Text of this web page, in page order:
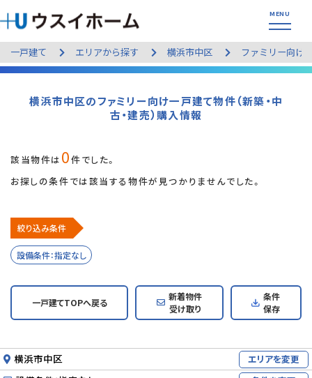
一戸建て エリアから探す 横浜市中区 ファミリー向け
横浜市中区のファミリー向け一戸建て物件（新築・中
古・建売）購入情報
該当物件は 0件でした。
お探しの条件では該当する物件が見つかりませんでした。
絞り込み条件
設備条件：指定なし
一戸建てTOPへ戻る
新着物件
受け取り
条件
保存
横浜市中区 エリアを変更